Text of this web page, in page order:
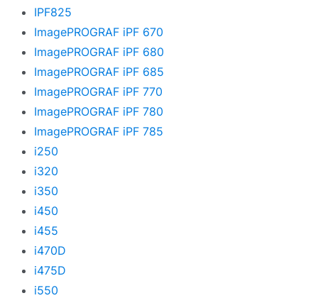
IPF825
ImagePROGRAF iPF 670
ImagePROGRAF iPF 680
ImagePROGRAF iPF 685
ImagePROGRAF iPF 770
ImagePROGRAF iPF 780
ImagePROGRAF iPF 785
i250
i320
i350
i450
i455
i470D
i475D
i550